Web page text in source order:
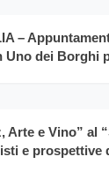
–
dei Borghi
Arte e Vino” al
e prospettive